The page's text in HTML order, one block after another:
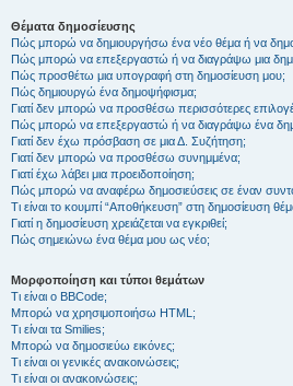
Θέματα δημοσίευσης
Πώς μπορώ να δημιουργήσω ένα νέο θέμα ή να
Πώς μπορώ να επεξεργαστώ ή να διαγράψω μια
Πώς προσθέτω μια υπογραφή στη δημοσίευση μου;
Πώς δημιουργώ ένα δημοψήφισμα;
Γιατί δεν μπορώ να προσθέσω περισσότερες
Πώς μπορώ να επεξεργαστώ ή να διαγράψω ένα
Γιατί δεν έχω πρόσβαση σε μια Δ. Συζήτηση;
Γιατί δεν μπορώ να προσθέσω συνημμένα;
Γιατί έχω λάβει μια προειδοποίηση;
Πώς μπορώ να αναφέρω δημοσιεύσεις σε έναν
Τι είναι το κουμπί “Αποθήκευση” στη δημοσίευση
Γιατί η δημοσίευση χρειάζεται να εγκριθεί;
Πώς σημειώνω ένα θέμα μου ως νέο;
Μορφοποίηση και τύποι θεμάτων
Τι είναι ο BBCode;
Μπορώ να χρησιμοποιήσω HTML;
Τι είναι τα Smilies;
Μπορώ να δημοσιεύω εικόνες;
Τι είναι οι γενικές ανακοινώσεις;
Τι είναι οι ανακοινώσεις;